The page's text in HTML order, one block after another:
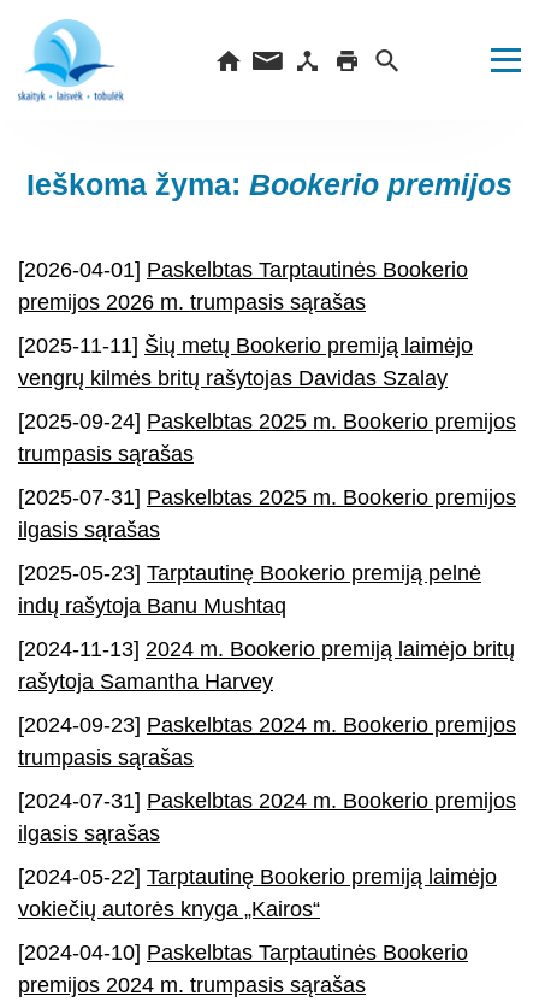
Ieškoma žyma: Bookerio premijos
[2026-04-01] Paskelbtas Tarptautinės Bookerio
premijos 2026 m. trumpasis sąrašas
[2025-11-11] Šių metų Bookerio premiją laimėjo
vengrų kilmės britų rašytojas Davidas Szalay
[2025-09-24] Paskelbtas 2025 m. Bookerio premijos
trumpasis sąrašas
[2025-07-31] Paskelbtas 2025 m. Bookerio premijos
ilgasis sąrašas
[2025-05-23] Tarptautinę Bookerio premiją pelnė
indų rašytoja Banu Mushtaq
[2024-11-13] 2024 m. Bookerio premiją laimėjo britų
rašytoja Samantha Harvey
[2024-09-23] Paskelbtas 2024 m. Bookerio premijos
trumpasis sąrašas
[2024-07-31] Paskelbtas 2024 m. Bookerio premijos
ilgasis sąrašas
[2024-05-22] Tarptautinę Bookerio premiją laimėjo
vokiečių autorės knyga „Kairos“
[2024-04-10] Paskelbtas Tarptautinės Bookerio
premijos 2024 m. trumpasis sąrašas